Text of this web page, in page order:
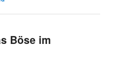
Böse im